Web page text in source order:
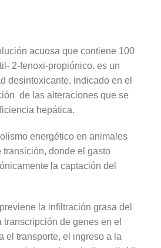
acuosa que contiene 100
2-fenoxi-propiónico. es un
desintoxicante, indicado en el
de las alteraciones que se
hepática.
energético en animales
donde el gasto
la captación del
la infiltración grasa del
transcripción de genes en el
el transporte, el ingreso a la